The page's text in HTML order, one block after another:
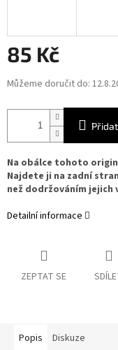
85 Kč
Měrná
cena:
Můžeme doručit do:
Na obálce tohoto
Najdete ji na zadní
než dodržováním
Detailní informace
ZEPTAT SE
Popis Diskuze